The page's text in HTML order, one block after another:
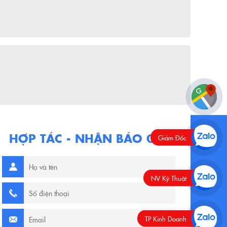
HỢP TÁC - NHẬN BÁO GIÁGiám Đốc
TP Kinh Doanh
NV Kỹ Thuật